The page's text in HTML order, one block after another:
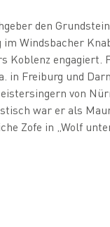
den
Windsbacher
Koblenz engagiert.
in Freiburg und
von
war er als
Zofe in „Wolf